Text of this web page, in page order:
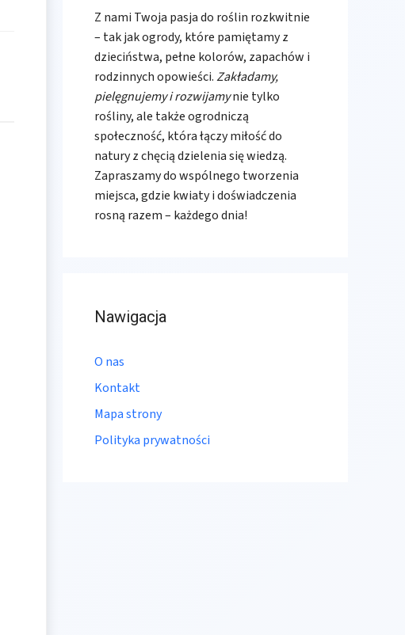
Z nami Twoja pasja do roślin rozkwitnie
– tak jak ogrody, które pamiętamy z
dzieciństwa, pełne kolorów, zapachów i
rodzinnych opowieści.Zakładamy,
pielęgnujemy i rozwijamynie tylko
rośliny, ale także ogrodniczą
społeczność, która łączy miłość do
natury z chęcią dzielenia się wiedzą.
Zapraszamy do wspólnego tworzenia
miejsca, gdzie kwiaty i doświadczenia
rosną razem – każdego dnia!
Nawigacja
O nas
Kontakt
Mapa strony
Polityka prywatności